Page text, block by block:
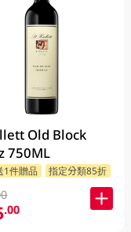
Old Block
750ML
1件贈品 指定分類85折
.00